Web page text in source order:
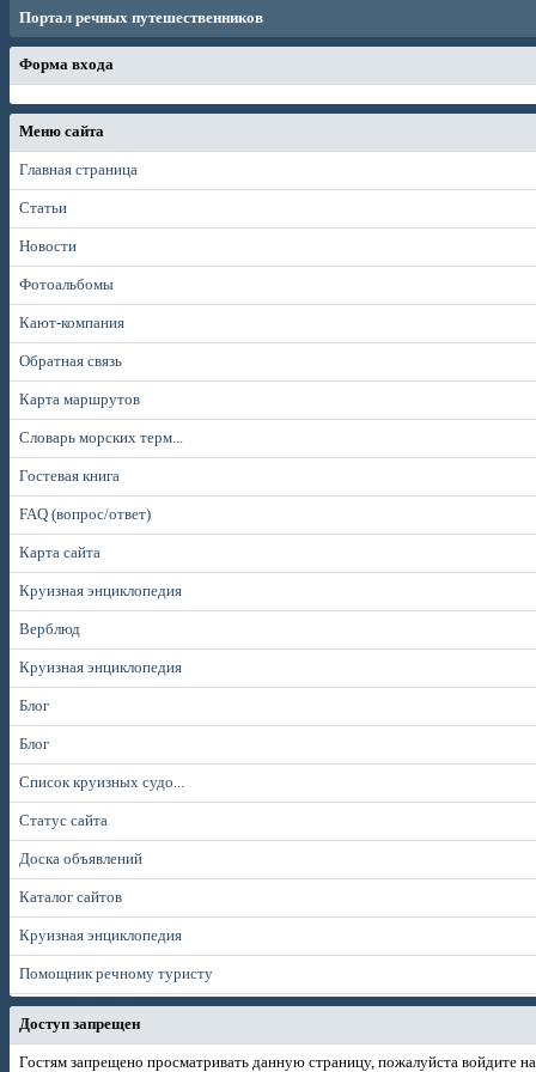
Портал речных путешественников
Форма входа
Меню сайта
Главная страница
Статьи
Новости
Фотоальбомы
Кают-компания
Обратная связь
Карта маршрутов
Словарь морских терм...
Гостевая книга
FAQ (вопрос/ответ)
Карта сайта
Круизная энциклопедия
Верблюд
Круизная энциклопедия
Блог
Блог
Список круизных судо...
Статус сайта
Доска объявлений
Каталог сайтов
Круизная энциклопедия
Помощник речному туристу
Доступ запрещен
Гостям запрещено просматривать данную страницу, пожалуйста войдите на